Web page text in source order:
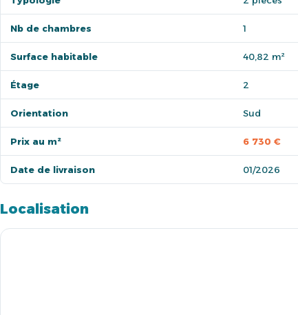
Nb de chambres 1
Surface habitable 40,82 m²
Étage 2
Orientation Sud
Prix au m² 6 730 €
Date de livraison 01/2026
Localisation